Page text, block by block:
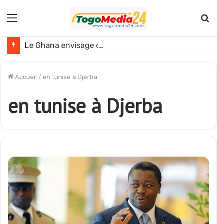
Menu
Le Ghana envisage des réformes politiques
Accueil / en tunise à Djerba
en tunise à Djerba